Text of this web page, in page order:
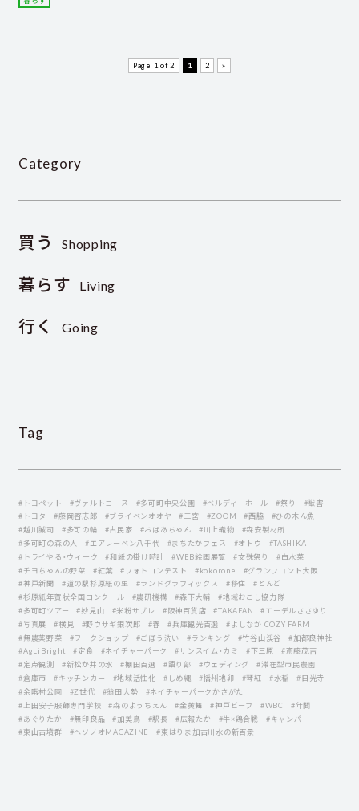
Page 1 of 2 1 2 »
Category
買う Shopping
暮らす Living
行く Going
Tag
#トヨペット #ヴァルトコース #多可町中央公園 #ベルディーホール #祭り
#獣害
#トヨタ
#藤岡啓志郞 #ブライベンオオヤ #三宮 #ZOOM #西脇
#ひの木ん魚
#越川誠司
#多可の輪 #古民家 #おばあちゃん #川上織物
#森安製材所
#多可町の森の人
#エアレーベン八千代 #まちたかフェス #オトウ
#TASHIKA
#トライやる・ウィーク
#和紙の掛け時計 #WEB絵画展覧 #文殊祭り
#白水菜
#チヨちゃんの野菜
#紅葉 #フォトコンテスト #kokorone
#グランフロント大阪
#神戸新聞
#道の駅杉原紙の里 #ランドグラフィックス #移住
#とんど
#杉原紙年賀状全国コンクール
#農研機構 #森下大輔
#地域おこし協力隊
#多可町ツアー
#妙見山 #米粉サブレ #阪神百貨店 #TAKAFAN
#エーデルささゆり
#写真展
#検見 #野ウサギ銀次郎 #春 #兵庫観光百選
#よしなか COZY FARM
#無農薬野菜
#ワークショップ #ごぼう洗い #ランキング #竹谷山渓谷
#加都良神社
#AgLiBright
#定食 #ネイチャーパーク #サンスイム・カミ #下三原
#斎藤茂吉
#定点観測
#新松か井の水 #棚田百選 #語り部 #ウェディング
#滞在型市民農園
#倉庫市
#キッチンカー #地域活性化 #しめ縄 #播州地卵 #琴紅 #水稲
#日光寺
#余暇村公園
#Z世代 #翁田大勢
#ネイチャーパークかさがた
#上田安子服飾専門学校
#森のようちえん #金黄舞 #神戸ビーフ #WBC
#年間
#あぐりたか
#無印良品 #加美鳥 #駅長 #広報たか #牛×鶏合戦
#キャンパー
#東山古墳群
#ヘソノオMAGAZINE #東はりま加古川水の新百景